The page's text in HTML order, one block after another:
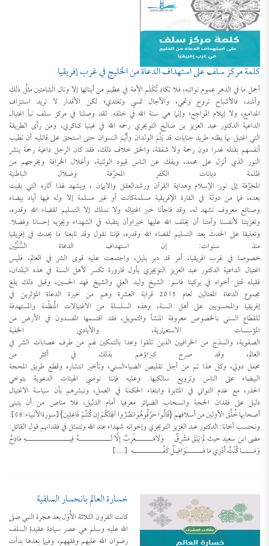
كلمة مركز سلف على استهداف الدعاة من الخليج في غرب إفريقيا
أجمل ما في الدهر عموم نوائبه، فلا تكاد تُكْلَم الأمة في عظيم من أبنائها إلا ونال الشامتين مثلُ ذلك
وأشد، فالأشباح تروح وتجي، والآجال تمسي وتغتدي؛ لكن الأقدار لا تريد استنزاف
المدامع، ولا إيلام المواجع؛ وإنما هي سنة الله في خلقه. لقد وصلنا في مركز سلف نبأ اغتيال
الداعية الدكتور عبد العزيز بن صالح التويجري رحمه الله في غينيا كناكري، ومن رأى الطريقة
التي اغتيل بها يظنه طريد جنايات قد يَتَّمَ الولدان وأَيَّمَ النسوان حتى استحق على قاتليه أن تطيب
أنفسهم بقتله غدرا دون رحمة ولا شفقة، والحق خلاف ذلك، فقد كان الرجل داعية رحمة ينشر
النور الذي أنزل على محمد، ويفك عن الناس قيود الوثنية، وأغلال الخرافة ويخرجهم من
ظلمة ديانات الكفر المحرَّفة وضلال الباطنية
المخرِّفة إلى نور الإسلام وهداية القرآن ورشدالعقل والايمان ، ويشهد لهذا آثاره التي بقيت
بعده، فما من دولة في القارة الإفريقية مسلمةكانت أو غير مسلمة إلا وله فيها أياد بيضاء
وصنائع معروف تشهد له، وقد فاجأنا خبر اغتياله ولا نملك إلا التسليم لقضاء الله وقدره،
وتعزيتنا لأنفسنا وأمتنا أن يخلف الله عليها خيراوأن يتقبله في الشهداء ويجزيه إحسانا وفضلا.
وتعليقا على الحدث بعد التسليم لقضاء الله وقدره، فإننا نقول وقد تابعنا ما يحدث في إفريقيا
منذ سنوات: إن استهداف الدعاة السُّنَّيِّين
خصوصا في غرب افريقيا، أمر قد دبر بليل، واجتمعت عليه قوى الشر في العالم، فليس
اغتيال الداعية الدكتور عبد العزيز التويجري بأول قارورة تكسر لأهل السنة في هذه البلدان،
فقبله قتل أخواه في بركينا فاسو: الشيخ وليد العلي والشيخ فهد الحسين، وقبل ذلك بلغ
مجموع الدعاة المغتالين لعام 2015 قرابة العشرة وهم من خيرة الدعاة المؤثرين في
إفريقيا والمحسوبين على أهل السنة، وهذه السلسلة من الاغتيالات المُنظَّمة والمستهدفة
للقطاع السني بالخصوص معروفة المنشأ والتمويل، فقد اقتسمها المفسدون في الأرض من
المؤسسات الاستعمارية، والأيادي الخفية
الصفوية، والسذج من الخرافيين الذين تلقوا وعدا بالتمكين لهم من طرف عصابات الشر في
العالم، وقد صرح كبراؤهم بذلك في أكثر من
محفل دولي، وكل هذا تم من أجل تقليص الضياءالسني، وتأخير انتشاره وقطع طريق المحجة
البيضاء على الناس وترويع سالكيها. وعليه فإننا نوصي الهيئات الدعوية بتوخي
الحذر، مع عدم التواني في المثابرة وابتغاء الحكمة في العمل، ونبشرهم بأن سياسة الاغتيال
دليل على فقدان الحجة وانسحاب الضمائر معرفيا أمام الدليل، فلا مناص من أن يتبنى
أصحابها خُلُقَ الأولين من أسلافهم {قَالُوا حَرِّقُوهُوَانصُرُوا آلِهَتَكُمْ إِن كُنتُمْ فَاعِلِين} [سورةالأنبياء:68].
ونحتسب أخانا: الدكتور عبد العزيز التويجري وإخوانه شهداء عند الله ونتمثل في فقدانهم قول القائل:
مضى ابن سعيد حيث لَمْ يَبْقَ مَشْرِقٌ وَلَامَـــــــغْرِبٌ إِلَّا لَـــــــــــــهُ فِيــــــــــــــــــهِ مَادِحُ
وَمَـــــا كُنْتُ أَدْرِي مَا فـــــــَوَاضِلُ كَفِّــــــــــــهِ […]
خسارة العالم بانحسار السلفية
كانت القرون الثلاثة الأُوَل بعد هجرة النبي صلى
الله عليه وسلم هي عصر سيادة عقيدةِ السلف
رضوان الله عليهم وفقهِهِم، وفيما بعدها بدأت